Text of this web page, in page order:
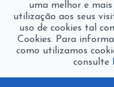
product
uma melhor e
utilização aos seus
uso de cookies tal
Cookies. Para
como utilizamos
consulte